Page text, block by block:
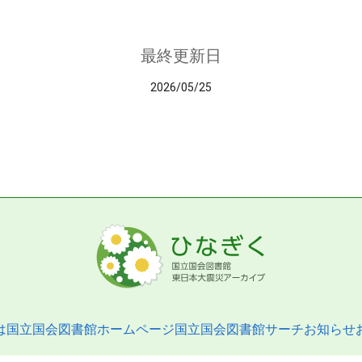
最終更新日
2026/05/25
国立国会図書館ホームページ国立国会図書館サーチお知らせ